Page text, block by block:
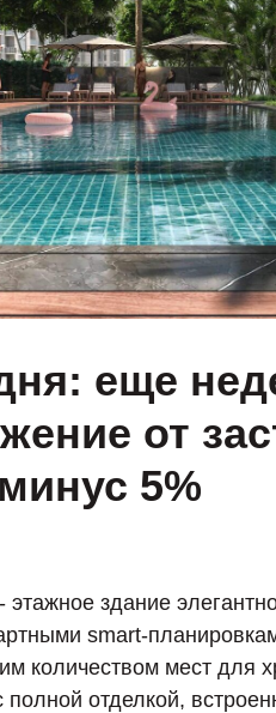
еще
от
5%
здание
smart-
количеством мест для
отделкой,